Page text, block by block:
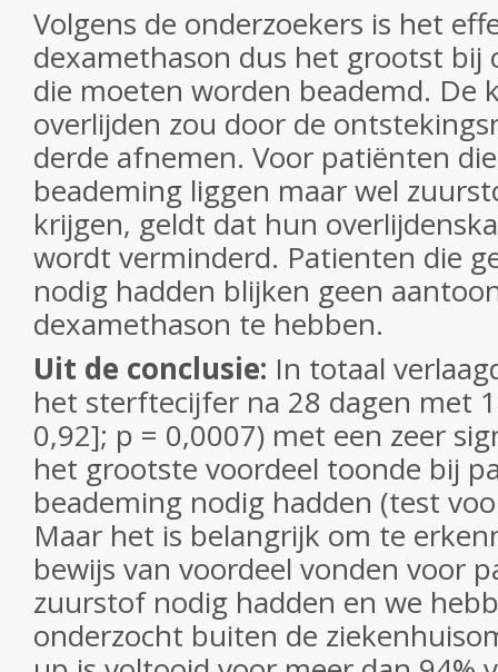
Volgens de onderzoekers is het
dexamethason dus het grootst bij
die moeten worden beademd. De
overlijden zou door de
derde afnemen. Voor patiënten
beademing liggen maar wel
krijgen, geldt dat hun
wordt verminderd. Patienten die
nodig hadden blijken geen
dexamethason te hebben.
Uit de conclusie: In totaal
het sterftecijfer na 28 dagen met
0,92]; p = 0,0007) met een zeer
het grootste voordeel toonde bij
beademing nodig hadden (test
Maar het is belangrijk om te
bewijs van voordeel vonden voor
zuurstof nodig hadden en we
onderzocht buiten de